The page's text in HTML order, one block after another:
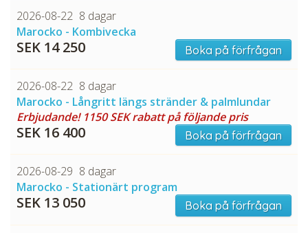
CHECK tmpVideoPath=!
CHECK tmpVideoPath=!
2026-08-22 8 dagar
Marocko - Kombivecka
SEK 14 250 Boka på förfrågan
2026-08-22 8 dagar
Marocko - Långritt längs stränder & palmlundar
Erbjudande! 1150 SEK rabatt på följande pris
SEK 16 400 Boka på förfrågan
2026-08-29 8 dagar
Marocko - Stationärt program
SEK 13 050 Boka på förfrågan